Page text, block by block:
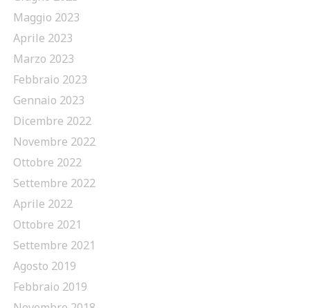
Maggio 2023
Aprile 2023
Marzo 2023
Febbraio 2023
Gennaio 2023
Dicembre 2022
Novembre 2022
Ottobre 2022
Settembre 2022
Aprile 2022
Ottobre 2021
Settembre 2021
Agosto 2019
Febbraio 2019